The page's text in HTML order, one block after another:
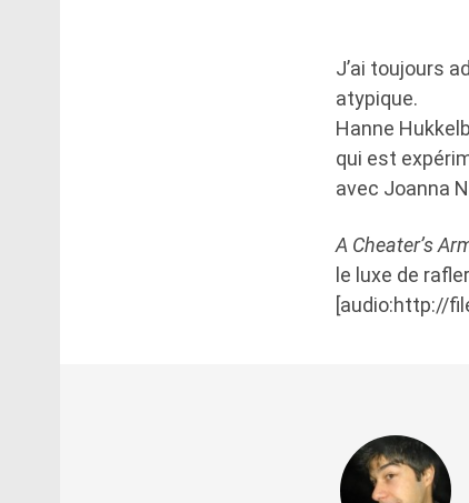
J’ai toujours
atypique.
Hanne
qui est
avec Joanna
A Cheater’s
le luxe de
[audio:http://